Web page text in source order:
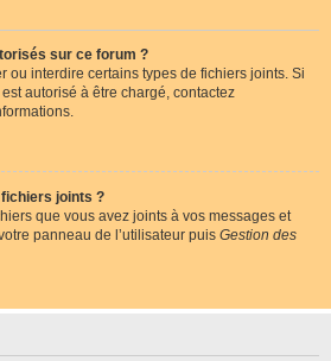
sur ce forum ?
ou interdire certains types de fichiers joints. Si
autorisé à être chargé, contactez
joints ?
que vous avez joints à vos messages et
panneau de l’utilisateur puis Gestion des